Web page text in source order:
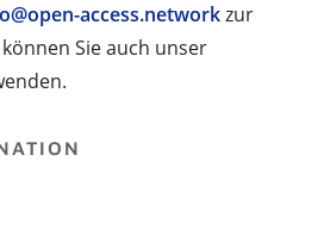
access.networkzur
Sie auch unser